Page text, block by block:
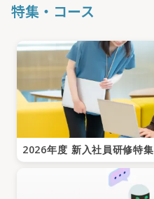
特集・コース
2026年度 新入社員研修特集